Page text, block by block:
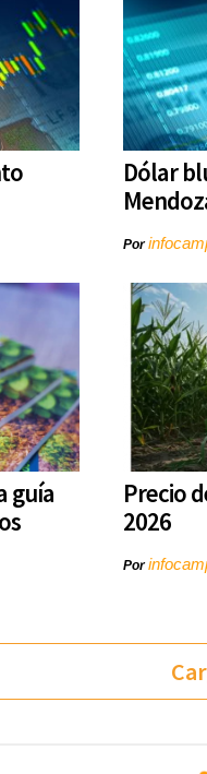
Dólar
Por
guía
Precio
2026
Por